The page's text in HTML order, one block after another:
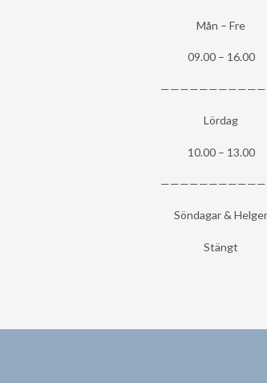
Mån – Fre
09.00 – 16.00
Lördag
10.00 – 13.00
Söndagar & Helger
Stängt